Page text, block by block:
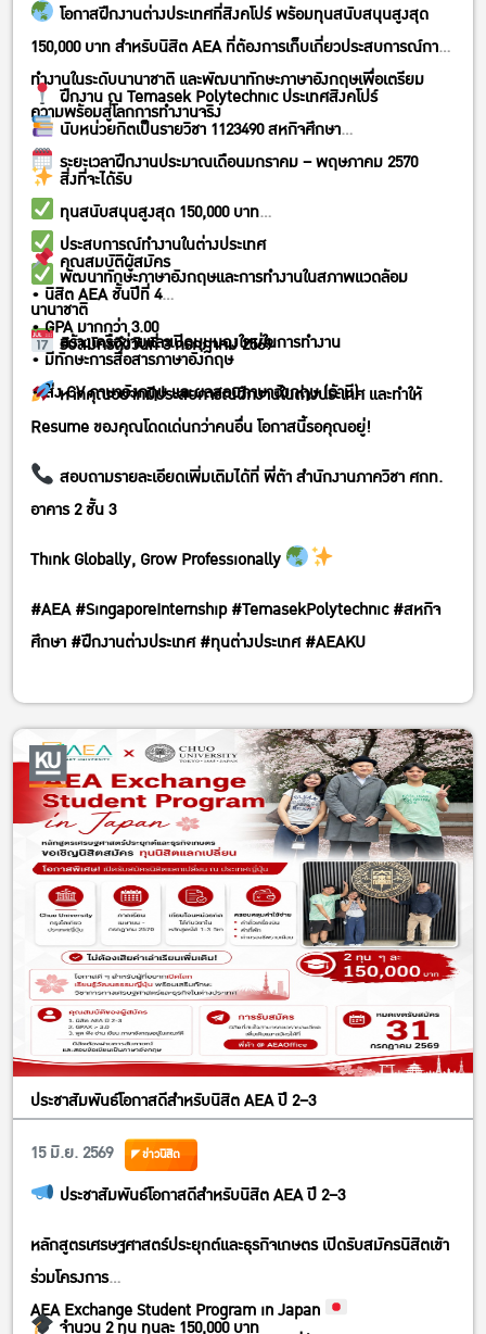
โอกาสฝึกงานต่างประเทศที่สิงคโปร์ พร้อมทุนสนับสนุนสูงสุด
150,000 บาท สำหรับนิสิต AEA ที่ต้องการเก็บเกี่ยวประสบการณ์การ
ทำงานในระดับนานาชาติ และพัฒนาทักษะภาษาอังกฤษเพื่อเตรียม
ความพร้อมสู่โลกการทำงานจริง
ฝึกงาน ณ Temasek Polytechnic ประเทศสิงคโปร์
นับหน่วยกิตเป็นรายวิชา 1123490 สหกิจศึกษา
ระยะเวลาฝึกงานประมาณเดือนมกราคม – พฤษภาคม 2570
สิ่งที่จะได้รับ
ทุนสนับสนุนสูงสุด 150,000 บาท
ประสบการณ์ทำงานในต่างประเทศ
พัฒนาทักษะภาษาอังกฤษและการทำงานในสภาพแวดล้อม
นานาชาติ
สร้างเครือข่ายและเปิดมุมมองใหม่ในการทำงาน
คุณสมบัติผู้สมัคร
• นิสิต AEA ชั้นปีที่ 4
• GPA มากกว่า 3.00
• มีทักษะการสื่อสารภาษาอังกฤษ
• ส่ง CV ภาษาอังกฤษ และผลสอบภาษาอังกฤษ (ถ้ามี)
รับสมัครถึงวันที่ 3 กรกฎาคม 2569
หากคุณอยากมีประสบการณ์ฝึกงานในต่างประเทศ และทำให้
Resume ของคุณโดดเด่นกว่าคนอื่น โอกาสนี้รอคุณอยู่!
สอบถามรายละเอียดเพิ่มเติมได้ที่ พี่ต้า สำนักงานภาควิชา ศกท.
อาคาร 2 ชั้น 3
Think Globally, Grow Professionally
#AEA #SingaporeInternship #TemasekPolytechnic #สหกิจ
ศึกษา #ฝึกงานต่างประเทศ #ทุนต่างประเทศ #AEAKU
ประชาสัมพันธ์โอกาสดีสำหรับนิสิต AEA ปี 2–3
15 มิ.ย. 2569
ข่าวนิสิต
ประชาสัมพันธ์โอกาสดีสำหรับนิสิต AEA ปี 2–3
หลักสูตรเศรษฐศาสตร์ประยุกต์และธุรกิจเกษตร เปิดรับสมัครนิสิตเข้า
ร่วมโครงการ
AEA Exchange Student Program in Japan
จำนวน 2 ทุน ทุนละ 150,000 บาท